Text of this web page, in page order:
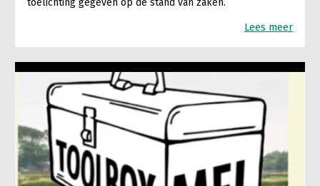
toelichting gegeven op de stand van zaken.
Lees meer